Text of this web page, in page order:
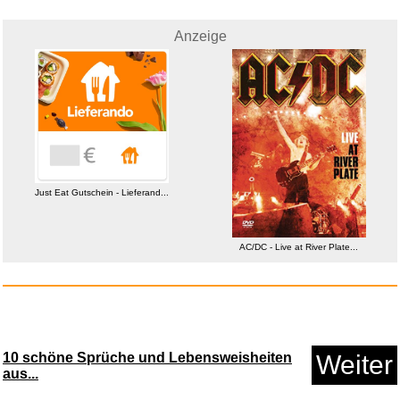
AC/DC - Live at River Plate...
Anzeige
Anzeige
Just Eat Gutschein - Lieferand...
AC/DC - Live at River Plate...
10 schöne Sprüche und Lebensweisheiten
aus...
Weiter